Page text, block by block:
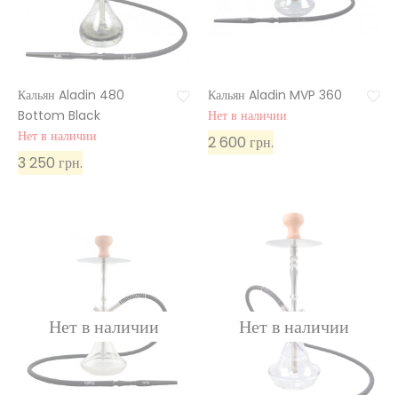
Кальян Aladin 480
Bottom Black
Нет в наличии
3 250 грн.
Кальян Aladin MVP 360
Нет в наличии
2 600 грн.